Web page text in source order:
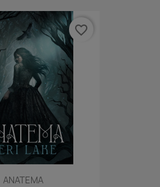
ANATEMA
favorite_border